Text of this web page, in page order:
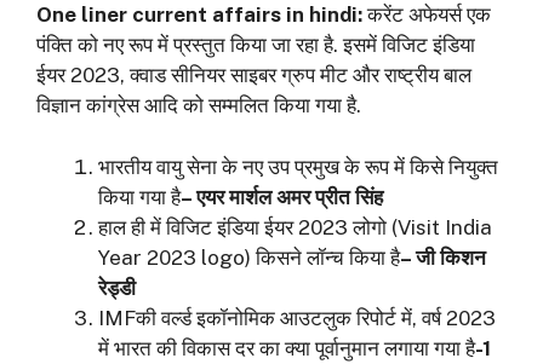
One liner current affairs in hindi:करेंट अफेयर्स एक
पंक्ति को नए रूप में प्रस्तुत किया जा रहा है. इसमें विजिट इंडिया
ईयर 2023, क्वाड सीनियर साइबर ग्रुप मीट और राष्ट्रीय बाल
विज्ञान कांग्रेस आदि को सम्मलित किया गया है.
भारतीय वायु सेना के नए उप प्रमुख के रूप में किसे नियुक्त
किया गया है– एयर मार्शल अमर प्रीत सिंह
हाल ही में विजिट इंडिया ईयर 2023 लोगो (Visit India
Year 2023 logo) किसने लॉन्च किया है– जी किशन
रेड्डी
IMFकी वर्ल्ड इकॉनोमिक आउटलुक रिपोर्ट में, वर्ष 2023
में भारत की विकास दर का क्या पूर्वानुमान लगाया गया है-1